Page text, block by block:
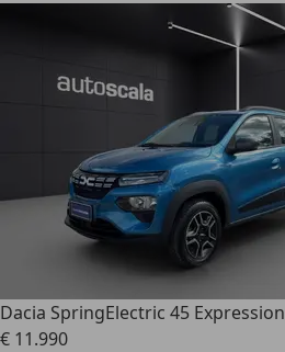
Dacia SpringElectric 45 Expression
€ 11.990